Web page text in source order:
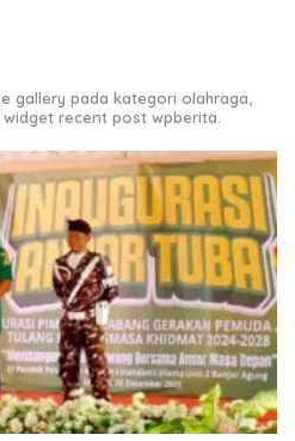
gallery pada kategori olahraga,
recent post wpberita.